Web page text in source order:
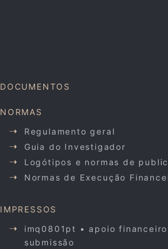
DOCUMENTOS
NORMAS
Regulamento geral
Guia do Investigador
Logótipos e normas de
Normas de Execução
IMPRESSOS
imq0801pt • apoio
submissão